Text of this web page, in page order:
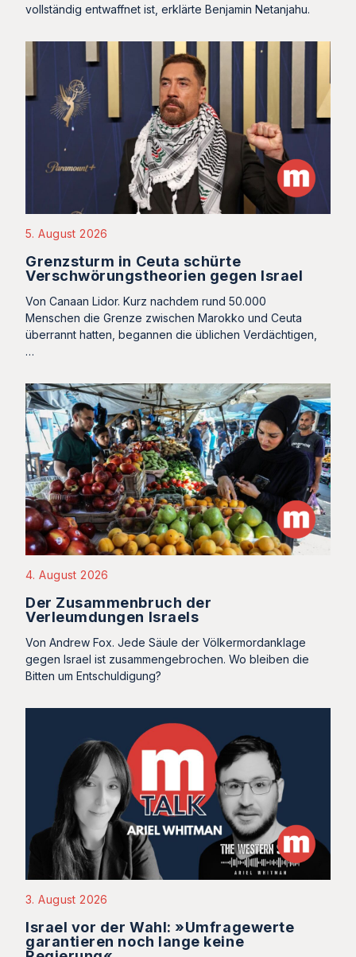
vollständig entwaffnet ist, erklärte Benjamin Netanjahu.
5. August 2026
Grenzsturm in Ceuta schürte
Verschwörungstheorien gegen Israel
Von Canaan Lidor. Kurz nachdem rund 50.000
Menschen die Grenze zwischen Marokko und Ceuta
überrannt hatten, begannen die üblichen Verdächtigen,
…
4. August 2026
Der Zusammenbruch der
Verleumdungen Israels
Von Andrew Fox. Jede Säule der Völkermordanklage
gegen Israel ist zusammengebrochen. Wo bleiben die
Bitten um Entschuldigung?
3. August 2026
Israel vor der Wahl: »Umfragewerte
garantieren noch lange keine